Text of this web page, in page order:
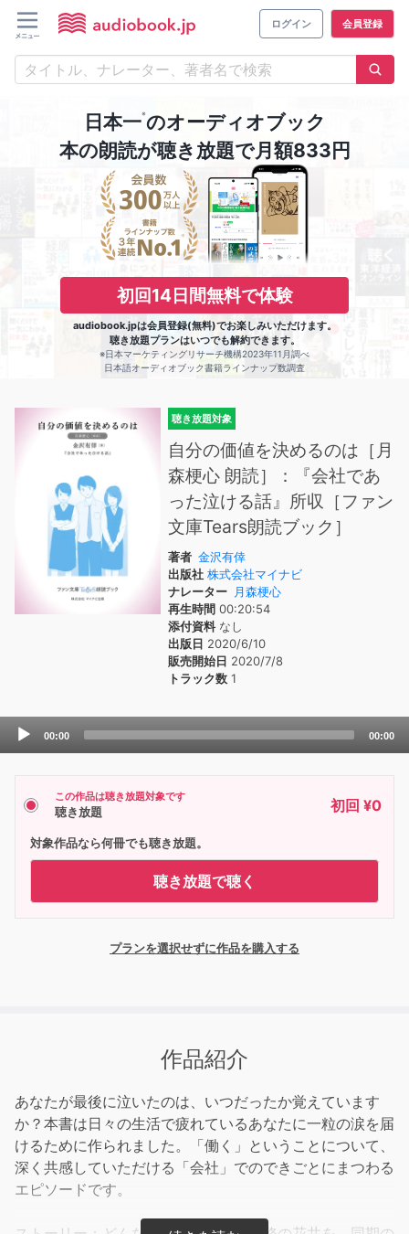
ログイン 会員登録
日本一※のオーディオブック
本の朗読が聴き放題で月額833円
初回14日間無料で体験
audiobook.jpは会員登録(無料)でお楽しみいただけます。
聴き放題プランはいつでも解約できます。
※日本マーケティングリサーチ機構2023年11月調べ
日本語オーディオブック書籍ラインナップ数調査
聴き放題対象
自分の価値を決めるのは［月
森梗心 朗読］：『会社であ
った泣ける話』所収［ファン
文庫Tears朗読ブック］
著者 金沢有倖
出版社 株式会社マイナビ
ナレーター
月森梗心
再生時間 00:20:54
添付資料なし
出版日 2020/6/10
販売開始日 2020/7/8
トラック数 1
Audio
00:00 00:00
この作品は聴き放題対象です
聴き放題 初回 ¥0
対象作品なら何冊でも聴き放題。
聴き放題で聴く
プランを選択せずに作品を購入する
作品紹介
あなたが最後に泣いたのは、いつだったか覚えています
か？本書は日々の生活で疲れているあなたに一粒の涙を届
けるために作られました。「働く」ということについて、
深く共感していただける「会社」でのできごとにまつわる
エピソードです。